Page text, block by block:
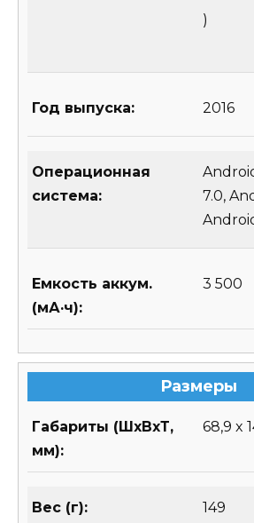
)
Год выпуска: 2016
Операционная
система:
7.0,
Емкость аккум.
(мА·ч):
3 500
Размеры
Габариты (ШхВхТ,
мм):
68,9 x
Вес (г): 149